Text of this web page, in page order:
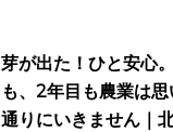
芽が出た！ひと安心
も、2年目も農業は思
通りにいきません｜